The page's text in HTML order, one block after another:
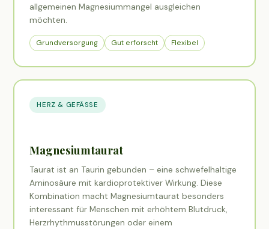
allgemeinen Magnesiummangel ausgleichen
möchten.
Grundversorgung Gut erforscht Flexibel
HERZ & GEFÄSSE
Magnesiumtaurat
Taurat ist an Taurin gebunden – eine schwefelhaltige
Aminosäure mit kardioprotektiver Wirkung. Diese
Kombination macht Magnesiumtaurat besonders
interessant für Menschen mit erhöhtem Blutdruck,
Herzrhythmusstörungen oder einem